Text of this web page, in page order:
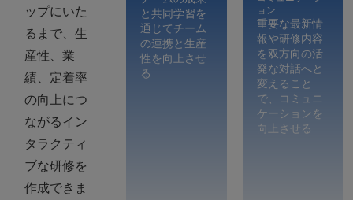
ップにいた
るまで、生
産性、業
績、定着率
の向上につ
ながるイン
タラクティ
ブな研修を
作成できま
と共同学習を
通じてチーム
の連携と生産
性を向上させ
る
ョン
重要な最新情
報や研修内容
を双方向の活
発な対話へと
変えること
で、コミュニ
ケーションを
向上させる